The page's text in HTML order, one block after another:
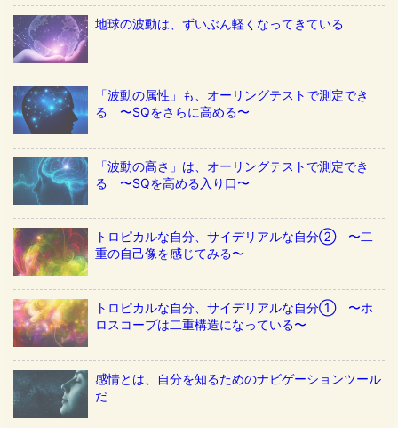
地球の波動は、ずいぶん軽くなってきている
「波動の属性」も、オーリングテストで測定でき
る 〜SQをさらに高める〜
「波動の高さ」は、オーリングテストで測定でき
る 〜SQを高める入り口〜
トロピカルな自分、サイデリアルな自分② 〜二
重の自己像を感じてみる〜
トロピカルな自分、サイデリアルな自分① 〜ホ
ロスコープは二重構造になっている〜
感情とは、自分を知るためのナビゲーションツール
だ